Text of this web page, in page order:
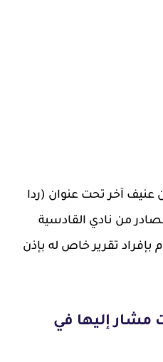
عنيف آخر تحت عنوان (ردا
من نادي القادسية
تقرير خاص له بإذن
إليها في